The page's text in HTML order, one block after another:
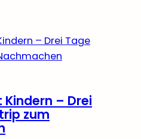
– Drei
zum